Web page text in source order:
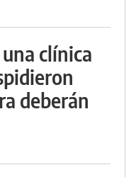
clínica
deberán